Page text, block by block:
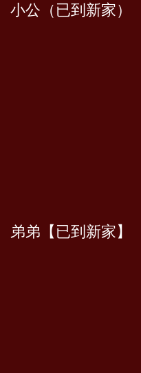
小公（已到新家）
弟弟【已到新家】